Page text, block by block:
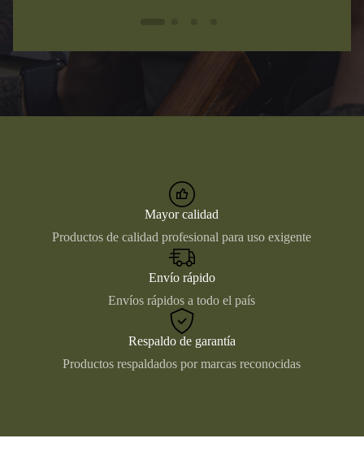
Mayor calidad
Productos de calidad profesional para uso exigente
Envío rápido
Envíos rápidos a todo el país
Respaldo de garantía
Productos respaldados por marcas reconocidas